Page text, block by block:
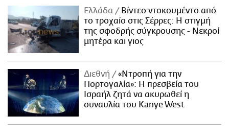
Ελλάδα
Βίντεο ντοκουμέντο από
το τροχαίο στις Σέρρες: Η στιγμή
της σφοδρής σύγκρουσης - Νεκροί
μητέρα και γιος
Διεθνή
«Ντροπή για την
Πορτογαλία»: Η πρεσβεία του
Ισραήλ ζητά να ακυρωθεί η
συναυλία του Kanye West